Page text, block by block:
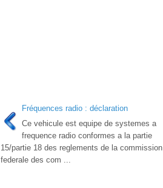
Fréquences radio : déclaration
Ce vehicule est equipe de systemes a
frequence radio conformes a la partie
15/partie 18 des reglements de la commission
federale des com ...